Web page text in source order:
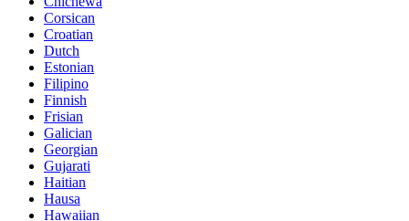
Corsican
Croatian
Dutch
Estonian
Filipino
Finnish
Frisian
Galician
Georgian
Gujarati
Haitian
Hausa
Hawaiian